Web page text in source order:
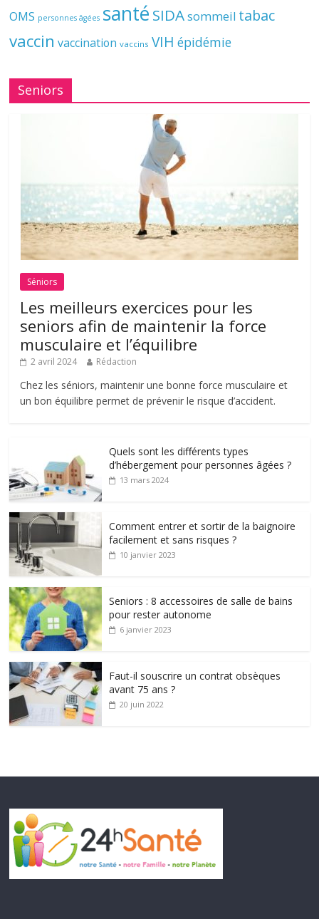
OMS personnes âgées santé SIDAsommeil tabac
vaccin vaccination vaccins VIH épidémie
Seniors
Séniors
Les meilleurs exercices pour les
seniors afin de maintenir la force
musculaire et l’équilibre
2 avril 2024 Rédaction
Chez les séniors, maintenir une bonne force musculaire et
un bon équilibre permet de prévenir le risque d’accident.
Quels sont les différents types
d’hébergement pour personnes âgées ?
13 mars 2024
Comment entrer et sortir de la baignoire
facilement et sans risques ?
10 janvier 2023
Seniors : 8 accessoires de salle de bains
pour rester autonome
6 janvier 2023
Faut-il souscrire un contrat obsèques
avant 75 ans ?
20 juin 2022